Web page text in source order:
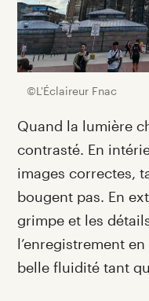
©L'Éclaireur Fnac
Quand la lumière
contrasté. En
images correctes,
bougent pas. En
grimpe et les
l’enregistrement
belle fluidité tant